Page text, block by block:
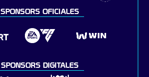
SPONSORS OFICIALES
SPONSORS DIGITALES